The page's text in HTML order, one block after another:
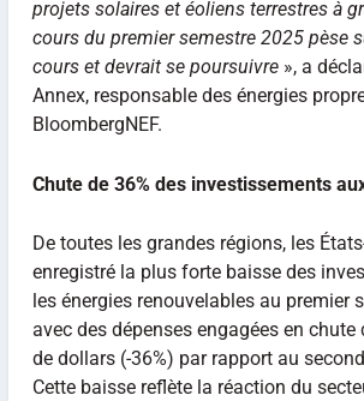
projets solaires et éoliens terrestres à
cours du premier semestre 2025 pèse
cours et devrait se poursuivre», a
Annex, responsable des énergies
BloombergNEF.
Chute de 36% des investissements
De toutes les grandes régions, les
enregistré la plus forte baisse des
les énergies renouvelables au premier
avec des dépenses engagées en
de dollars (-36%) par rapport au
Cette baisse reflète la réaction du